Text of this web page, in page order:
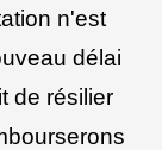
n'est
délai
de résilier